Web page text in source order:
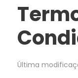
Última